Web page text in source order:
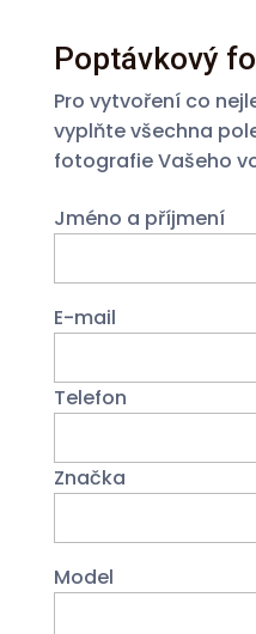
Poptávkový
Pro vytvoření co
vyplňte všechna
fotografie Vašeho
Jméno a příjmení
E-mail
Telefon
Značka
Model